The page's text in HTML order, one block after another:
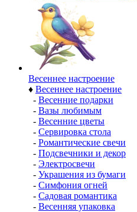
Весеннее настроение
♦ Весеннее настроение
- Весенние подарки
- Вазы любимым
- Весенние цветы
- Сервировка стола
- Романтические свечи
- Подсвечники и декор
- Электросвечи
- Украшения из бумаги
- Симфония огней
- Садовая романтика
- Весенняя упаковка